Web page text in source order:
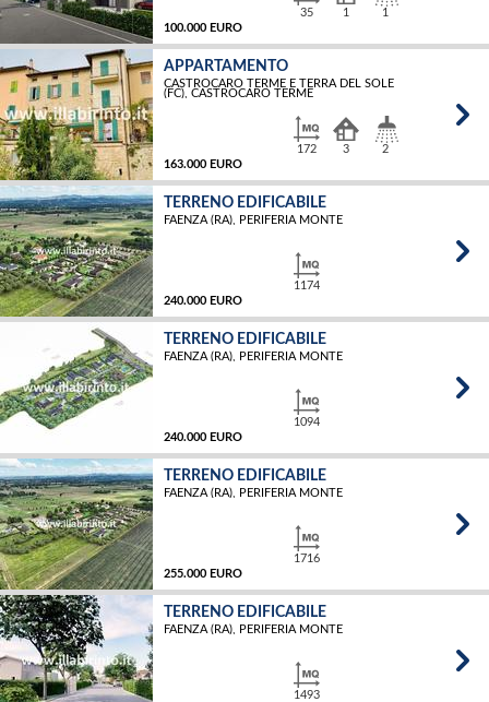
100.000 EURO
35
MQ
1 1
APPARTAMENTO
CASTROCARO TERME E TERRA DEL SOLE
(FC), CASTROCARO TERME
163.000 EURO
172 3 2
TERRENO EDIFICABILE
FAENZA (RA), PERIFERIA MONTE
240.000 EURO
1174
TERRENO EDIFICABILE
FAENZA (RA), PERIFERIA MONTE
240.000 EURO
1094
TERRENO EDIFICABILE
FAENZA (RA), PERIFERIA MONTE
255.000 EURO
1716
TERRENO EDIFICABILE
FAENZA (RA), PERIFERIA MONTE
1493